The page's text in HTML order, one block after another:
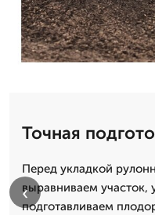
Точная
Перед укладкой
выравниваем участок,
подготавливаем
‹